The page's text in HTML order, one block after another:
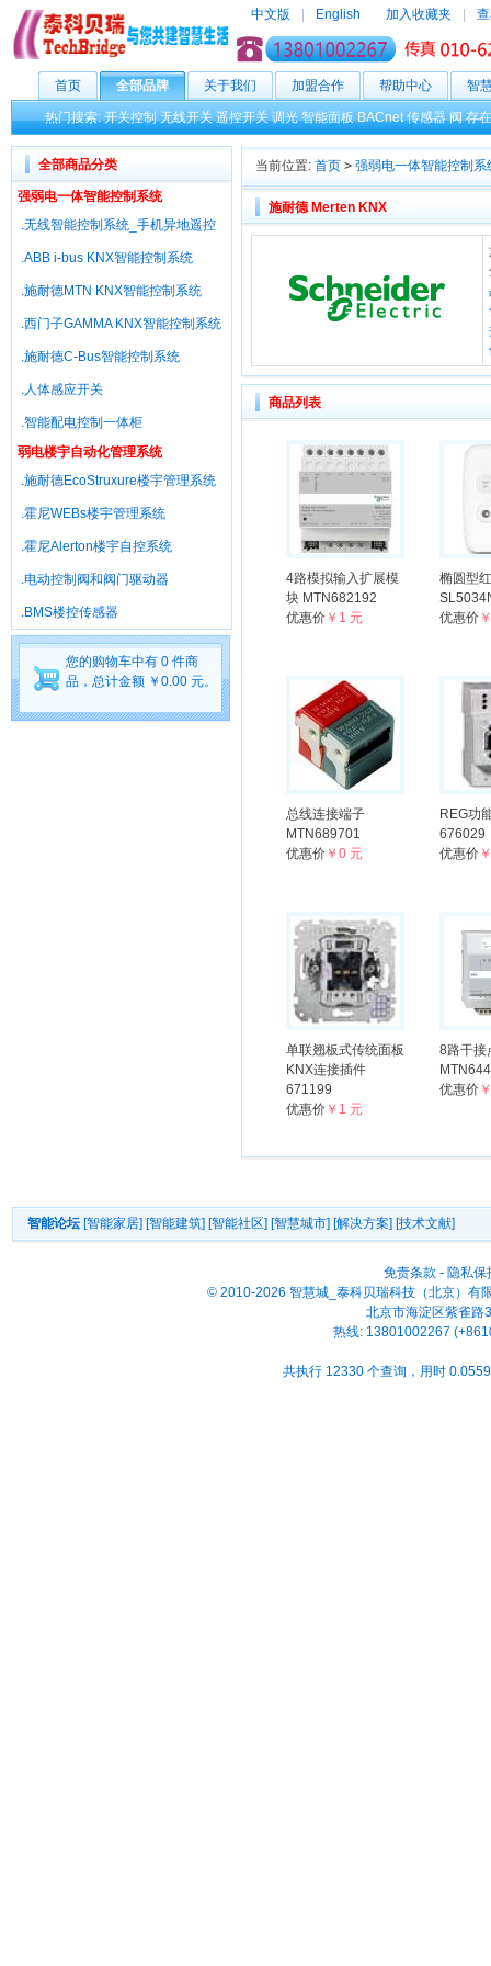
中文版 English 加入收藏夹
首页 全部品牌 关于我们 加盟合作 帮助中心 智
热门搜索:开关控制 无线开关 遥控开关 调光 智能面板 BACnet 传感器 阀 存
全部商品分类
强弱电一体智能控制系统
.无线智能控制系统_手机异地遥控
.ABB i-bus KNX智能控制系统
.施耐德MTN KNX智能控制系统
.西门子GAMMA KNX智能控制系统
.施耐德C-Bus智能控制系统
.人体感应开关
.智能配电控制一体柜
弱电楼宇自动化管理系统
.施耐德EcoStruxure楼宇管理系统
.霍尼WEBs楼宇管理系统
.霍尼Alerton楼宇自控系统
.电动控制阀和阀门驱动器
.BMS楼控传感器
您的购物车中有 0 件商
品，总计金额 ￥0.00 元。
当前位置: 首页 > 强弱电一体智能控制系
施耐德 Merten KNX
商品列表
4路模拟输入扩展模
块 MTN682192
优惠价 ￥1 元
椭圆型
优惠价
总线连接端子
MTN689701
优惠价 ￥0 元
REG功
676029
优惠价
单联翘板式传统面板
KNX连接插件
671199
优惠价 ￥1 元
8路干接
优惠价
智能论坛 [智能家居] [智能建筑] [智能社区] [智慧城市] [解决方案] [技术文献]
免责条款 - 隐私保
© 2010-2026 智慧城_泰科贝瑞科技（北京）有
北京市海淀区紫雀路
热线: 13801002267
共执行 12330 个查询，用时